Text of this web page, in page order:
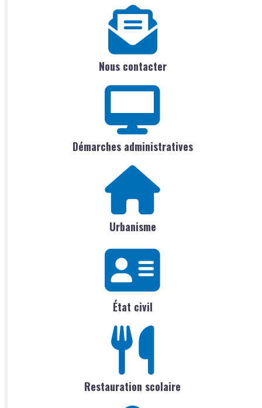
Nous contacter
Démarches administratives
Urbanisme
État civil
Restauration scolaire